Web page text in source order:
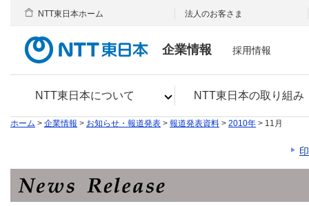
企業情報
NTT東日本について NTT東日本の取り組み
NTT東日本ホーム 法人のお客さま
採用情報
ホーム > 企業情報 > お知らせ・報道発表 > 報道発表資料 > 2010年 > 11月